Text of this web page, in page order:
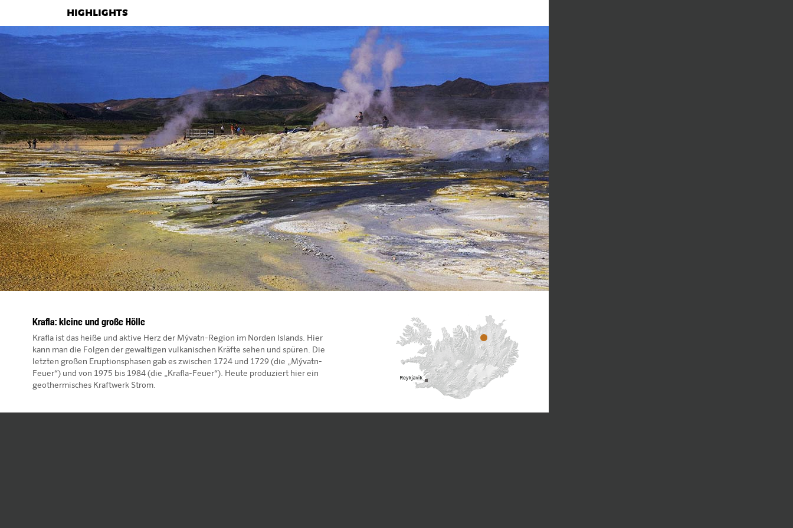
HIGHLIGHTS
Krafla: kleine und große Hölle
Krafla ist das heiße und aktive Herz der Mývatn-Region im Norden Islands. Hier
kann man die Folgen der gewaltigen vulkanischen Kräfte sehen und spüren. Die
letzten großen Eruptionsphasen gab es zwischen 1724 und 1729 (die „Mývatn-
Feuer“) und von 1975 bis 1984 (die „Krafla-Feuer“). Heute produziert hier ein
geothermisches Kraftwerk Strom.